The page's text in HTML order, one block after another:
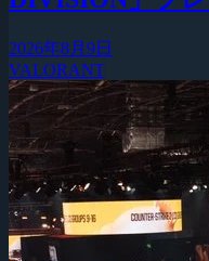
2026年8月9日
VALORANT